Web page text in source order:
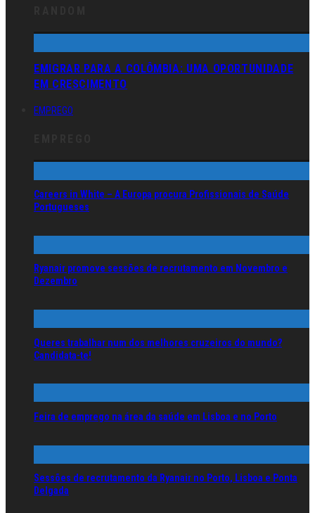
EMIGRAR PARA A COLÔMBIA: UMA OPORTUNIDADE
EM CRESCIMENTO
EMPREGO
Careers in White – A Europa procura Profissionais de Saúde
Portugueses
Ryanair promove sessões de recrutamento em Novembro e
Dezembro
Queres trabalhar num dos melhores cruzeiros do mundo?
Candidata-te!
Feira de emprego na área da saúde em Lisboa e no Porto
Sessões de recrutamento da Ryanair no Porto, Lisboa e Ponta
Delgada